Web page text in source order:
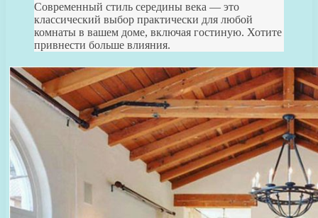
Современный стиль середины века — это
классический выбор практически для любой
комнаты в вашем доме, включая гостиную. Хотите
привнести больше влияния.